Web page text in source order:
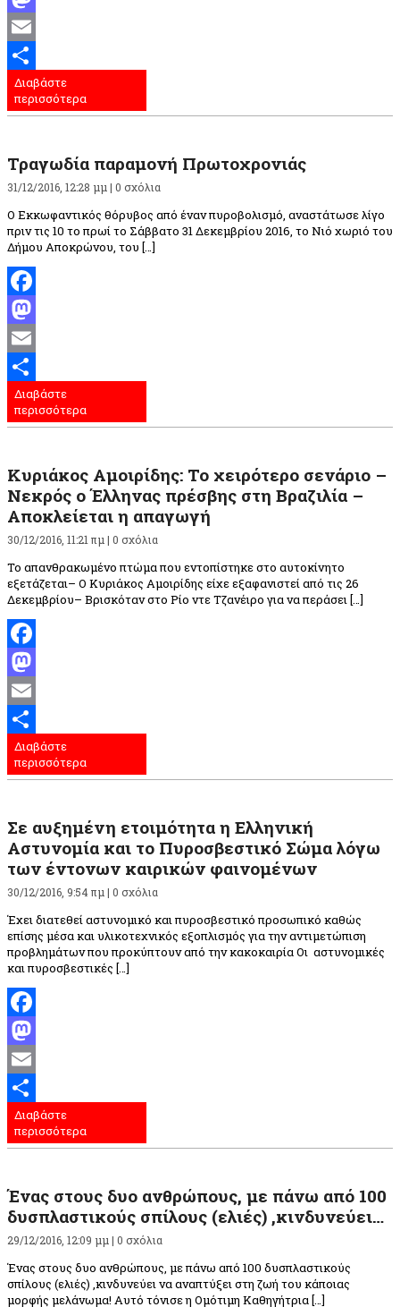
Mastodon
Email
Μοιραστείτε
Διαβάστε
περισσότερα
Τραγωδία παραμονή Πρωτοχρονιάς
31/12/2016, 12:28 μμ | 0 σχόλια
Ο Εκκωφαντικός θόρυβος από έναν πυροβολισμό, αναστάτωσε λίγο
πριν τις 10 το πρωί το Σάββατο 31 Δεκεμβρίου 2016, το Νιό χωριό του
Δήμου Αποκρώνου, του […]
Facebook
Mastodon
Email
Μοιραστείτε
Διαβάστε
περισσότερα
Κυριάκος Αμοιρίδης: Το χειρότερο σενάριο –
Νεκρός ο Έλληνας πρέσβης στη Βραζιλία –
Αποκλείεται η απαγωγή
30/12/2016, 11:21 πμ | 0 σχόλια
Το απανθρακωμένο πτώμα που εντοπίστηκε στο αυτοκίνητο
εξετάζεται– Ο Κυριάκος Αμοιρίδης είχε εξαφανιστεί από τις 26
Δεκεμβρίου– Βρισκόταν στο Ρίο ντε Τζανέιρο για να περάσει […]
Facebook
Mastodon
Email
Μοιραστείτε
Διαβάστε
περισσότερα
Σε αυξημένη ετοιμότητα η Ελληνική
Αστυνομία και το Πυροσβεστικό Σώμα λόγω
των έντονων καιρικών φαινομένων
30/12/2016, 9:54 πμ | 0 σχόλια
Έχει διατεθεί αστυνομικό και πυροσβεστικό προσωπικό καθώς
επίσης μέσα και υλικοτεχνικός εξοπλισμός για την αντιμετώπιση
προβλημάτων που προκύπτουν από την κακοκαιρία Οι αστυνομικές
και πυροσβεστικές […]
Facebook
Mastodon
Email
Μοιραστείτε
Διαβάστε
περισσότερα
Ένας στους δυο ανθρώπους, με πάνω από 100
δυσπλαστικούς σπίλους (ελιές) ,κινδυνεύει…
29/12/2016, 12:09 μμ | 0 σχόλια
Ένας στους δυο ανθρώπους, με πάνω από 100 δυσπλαστικούς
σπίλους (ελιές) ,κινδυνεύει να αναπτύξει στη ζωή του κάποιας
μορφής μελάνωμα! Αυτό τόνισε η Ομότιμη Καθηγήτρια […]